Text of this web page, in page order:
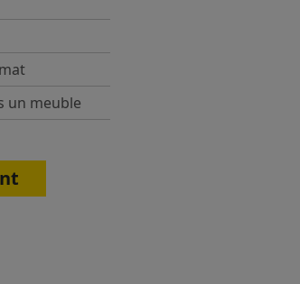
un meuble